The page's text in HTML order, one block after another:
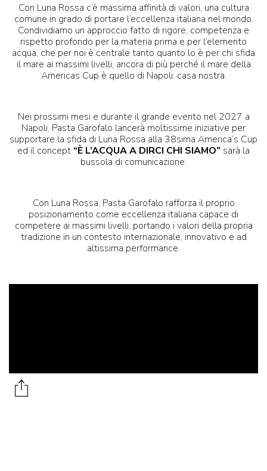
Con Luna Rossa c’è massima affinità di valori, una cultura
comune in grado di portare l’eccellenza italiana nel mondo.
Condividiamo un approccio fatto di rigore, competenza e
rispetto profondo per la materia prima e per l’elemento
acqua, che per noi è centrale tanto quanto lo è per chi sfida
il mare ai massimi livelli, ancora di più perché il mare della
Americas Cup è quello di Napoli: casa nostra.
Nei prossimi mesi e durante il grande evento nel 2027 a
Napoli, Pasta Garofalo lancerà moltissime iniziative per
supportare la sfida di Luna Rossa alla 38sima America’s Cup
ed il concept “È L’ACQUA A DIRCI CHI SIAMO” sarà la
bussola di comunicazione.
Con Luna Rossa, Pasta Garofalo rafforza il proprio
posizionamento come eccellenza italiana capace di
competere ai massimi livelli, portando i valori della propria
tradizione in un contesto internazionale, innovativo e ad
altissima performance.